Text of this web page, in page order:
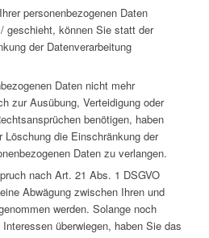
personenbezogenen Daten
geschieht, können Sie statt der
der Datenverarbeitung
Daten nicht mehr
zur Ausübung, Verteidigung oder
benötigen, haben
die Einschränkung der
Daten zu verlangen.
nach Art. 21 Abs. 1 DSGVO
Abwägung zwischen Ihren und
werden. Solange noch
überwiegen, haben Sie das